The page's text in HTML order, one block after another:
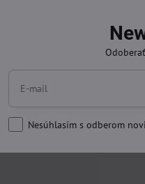
Nesúhlasím s odberom